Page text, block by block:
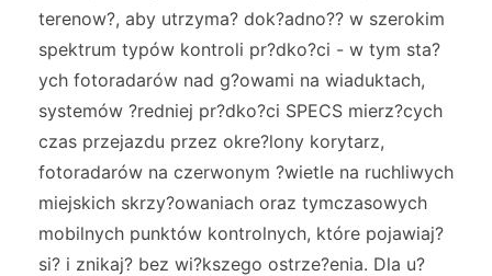
terenow?, aby utrzyma? dok?adno?? w szerokim
spektrum typów kontroli pr?dko?ci - w tym sta?
ych fotoradarów nad g?owami na wiaduktach,
systemów ?redniej pr?dko?ci SPECS mierz?cych
czas przejazdu przez okre?lony korytarz,
fotoradarów na czerwonym ?wietle na ruchliwych
miejskich skrzy?owaniach oraz tymczasowych
mobilnych punktów kontrolnych, które pojawiaj?
si? i znikaj? bez wi?kszego ostrze?enia. Dla u?